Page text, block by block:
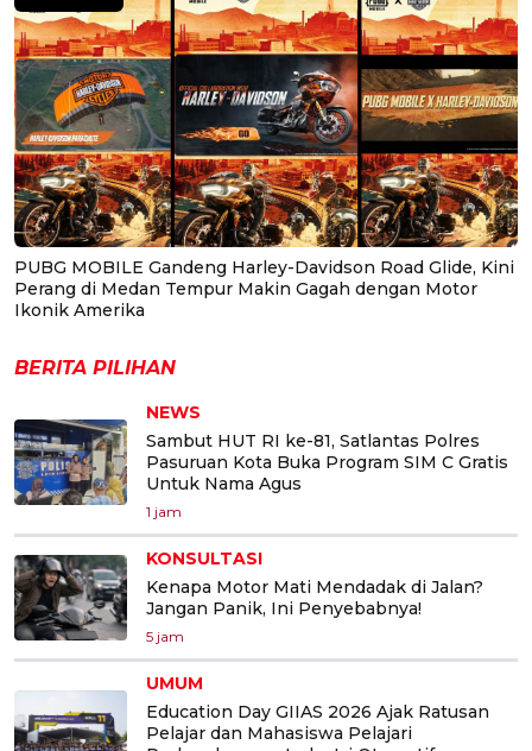
PUBG MOBILE Gandeng Harley-Davidson Road Glide, Kini
Perang di Medan Tempur Makin Gagah dengan Motor
Ikonik Amerika
BERITA PILIHAN
NEWS
Sambut HUT RI ke-81, Satlantas Polres
Pasuruan Kota Buka Program SIM C Gratis
Untuk Nama Agus
1 jam
KONSULTASI
Kenapa Motor Mati Mendadak di Jalan?
Jangan Panik, Ini Penyebabnya!
5 jam
UMUM
Education Day GIIAS 2026 Ajak Ratusan
Pelajar dan Mahasiswa Pelajari